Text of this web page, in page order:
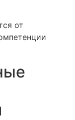
от